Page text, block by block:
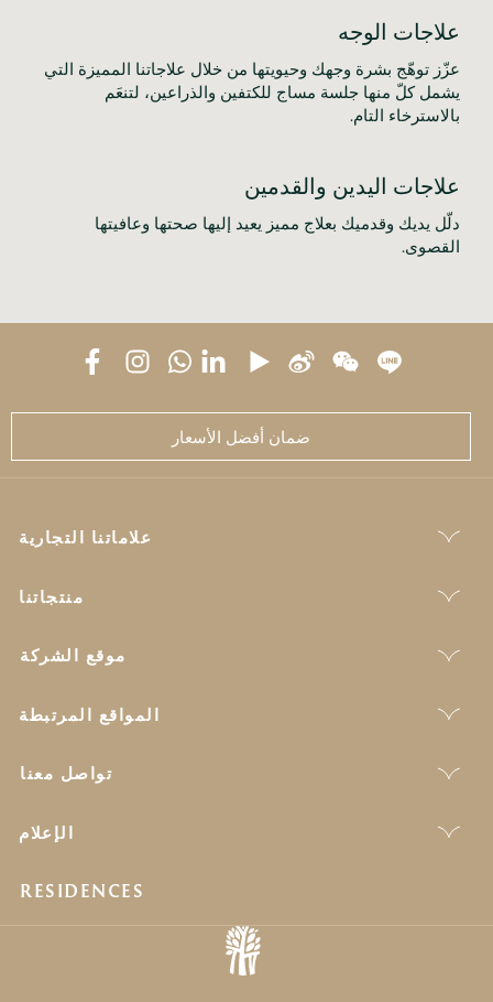
علاجات الوجه
بالاسترخاء التام.
علاجات اليدين والقدمين
القصوى.
ضمان أفضل الأسعار
علاماتنا التجارية
منتجاتنا
موقع الشركة
المواقع المرتبطة
تواصل معنا
الإعلام
RESIDENCES